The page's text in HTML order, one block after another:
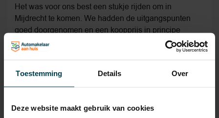
Toestemming Details Over
Deze website maakt gebruik van cookies
Het was voor ons best een stukje rijden om in
Mijdrecht te komen. We hadden de uitgangspunten
goed doorgenomen en een koopprijs in principe
afgesproken. De gesprekken gingen constructief
(Tom). Op de dag zelf werden we geholpen door Erik,
prima uit. Na een proefrit lag de bal bij ons.. Wat
tegenviel. De 'overeengekomen' kilometerstand klopte
werkelijk ruim 58.000 km! dat is ruim 10% meer, en de